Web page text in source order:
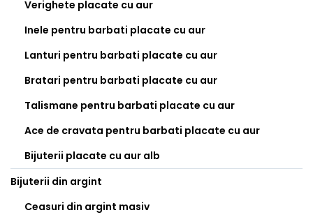
Verighete placate cu aur
Inele pentru barbati placate cu aur
Lanturi pentru barbati placate cu aur
Bratari pentru barbati placate cu aur
Talismane pentru barbati placate cu aur
Ace de cravata pentru barbati placate cu aur
Bijuterii placate cu aur alb
Bijuterii din argint
Ceasuri din argint masiv